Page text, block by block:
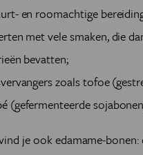
en roomachtige
met vele smaken, die
bevatten;
zoals tofoe
(gefermenteerde
je ook edamame-